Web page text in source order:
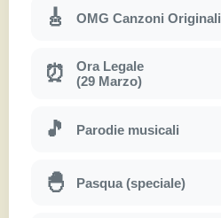
🎸 OMG Canzoni Originali
⏰
Ora Legale
(29 Marzo)
🎵 Parodie musicali
🐣 Pasqua (speciale)